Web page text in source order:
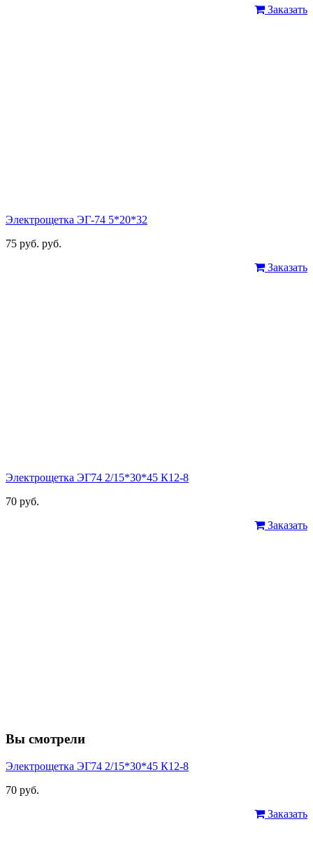
Заказать
Электрощетка ЭГ-74 5*20*32
75 руб. руб.
Заказать
Электрощетка ЭГ74 2/15*30*45 К12-8
70 руб.
Заказать
Вы смотрели
Электрощетка ЭГ74 2/15*30*45 К12-8
70 руб.
Заказать